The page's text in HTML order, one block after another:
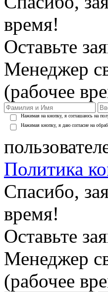
время!
Оставьте
Менеджер
(рабочее
Нажимая на кнопку, я соглашаюсь на
Нажимая кнопку, я даю согласие на
Политика
Спасибо,
время!
Оставьте
Менеджер
(рабочее